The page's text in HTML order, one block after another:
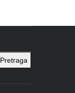
Pretraga